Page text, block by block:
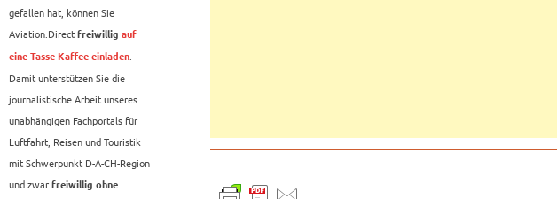
gefallen hat, können Sie
Aviation.Direct freiwillig auf
eine Tasse Kaffee einladen.
Damit unterstützen Sie die
journalistische Arbeit unseres
unabhängigen Fachportals für
Luftfahrt, Reisen und Touristik
mit Schwerpunkt D-A-CH-Region
und zwar freiwillig ohne